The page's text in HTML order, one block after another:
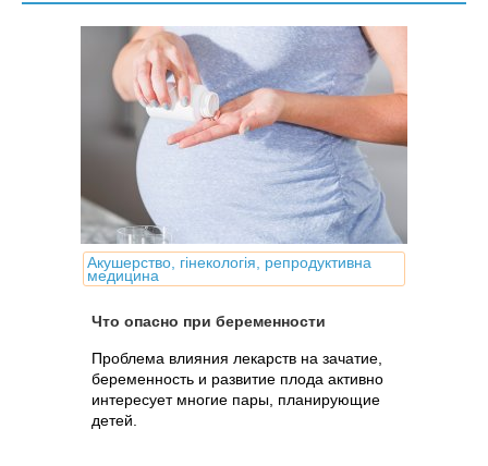
Акушерство, гінекологія, репродуктивна
медицина
Что опасно при беременности
Проблема влияния лекарств на зачатие,
беременность и развитие плода активно
интересует многие пары, планирующие
детей.